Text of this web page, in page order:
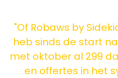
"Of Robaws by
heb sinds de start
met oktober al 299
en offertes in het